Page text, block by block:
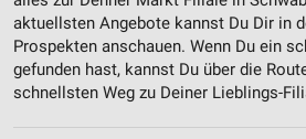
aktuellsten Angebote kannst Du Dir in
Prospekten anschauen. Wenn Du ein
gefunden hast, kannst Du über die
schnellsten Weg zu Deiner Lieblings-